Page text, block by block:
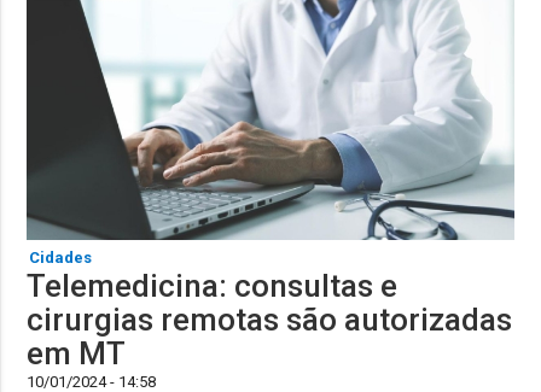
Cidades
Telemedicina: consultas e
cirurgias remotas são autorizadas
em MT
10/01/2024 - 14:58